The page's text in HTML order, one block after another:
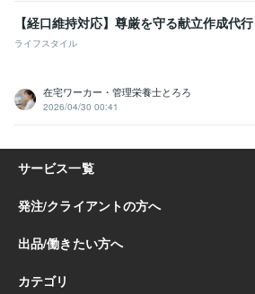
【経口維持対応】尊厳を守る献立作成代行
ライフスタイル
在宅ワーカー・管理栄養士とろろ
2026/04/30 00:41